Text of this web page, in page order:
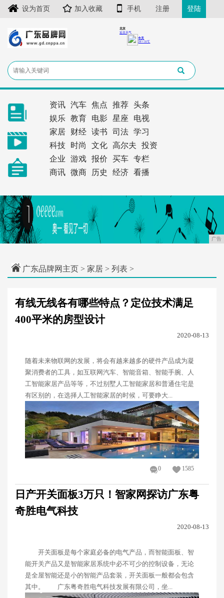
设为首页 加入收藏 手机 注册 登陆
资讯 汽车 焦点 推荐
头条
娱乐
教育 电影 星座
电视
家居
财经 读书 司法
学习
科技
时尚 文化 高尔夫
投资
企业
游戏 报价 买车
专栏
商讯
微商 历史 经济 看播
广告
广东品牌网主页 > 家居 > 列表 >
有线无线各有哪些特点？定位技术满足
400平米的房型设计
2020-08-13
随着未来物联网的发展，将会有越来越多的硬件产品成为凝
聚消费者的工具，如互联网汽车、智能音箱、智能手腕、人
工智能家居产品等等，不过别墅人工智能家居和普通住宅是
有区别的，在选择人工智能家居的时候，可要睁大...
0 1585
日产开关面板3万只！智家网探访广东粤
奇胜电气科技
2020-08-13
开关面板是每个家庭必备的电气产品，而智能面板、智
能开关产品又是智能家居系统中必不可少的控制设备，无论
是全屋智能还是小的智能产品套装，开关面板一般都会包含
其中。 广东粤奇胜电气科技发展有限公司，坐...